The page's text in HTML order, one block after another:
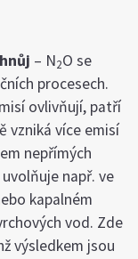
hnůj – N2O se
procesech.
ovlivňují, patří
vzniká více emisí
nepřímých
např. ve
kapalném
vod. Zde
výsledkem jsou